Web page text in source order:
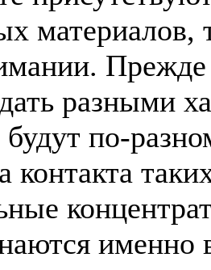
материалов,
Прежде
разными
по-
контакта
именно